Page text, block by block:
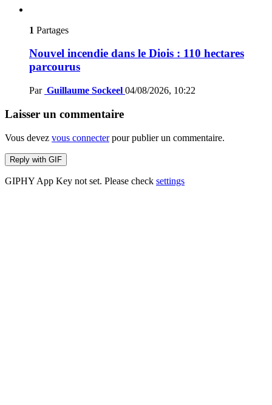
1 Partages
Nouvel incendie dans le Diois : 110 hectares
parcourus
Par Guillaume Sockeel 04/08/2026, 10:22
Laisser un commentaire
Vous devez vous connecterpour publier un commentaire.
Reply with GIF
GIPHY App Key not set. Please check settings